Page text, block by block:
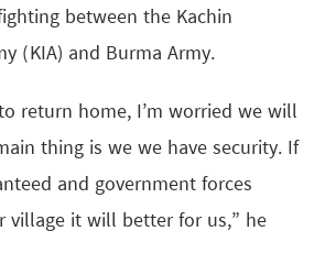
between the Kachin
(KIA) and Burma Army.
return home, I’m worried we will
thing is we we have security. If
and government forces
it will better for us,” he